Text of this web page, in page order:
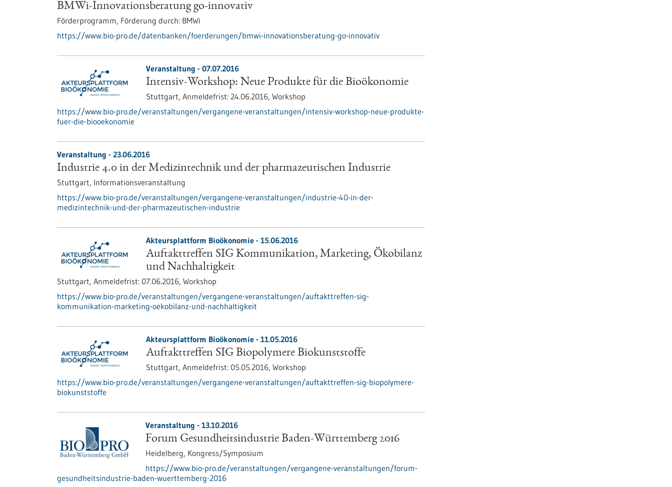
BMWi-Innovationsberatung go-innovativ
Förderprogramm, Förderung durch: BMWi
https://www.bio-pro.de/datenbanken/foerderungen/bmwi-innovationsberatung-go-innovativ
Veranstaltung - 07.07.2016
Intensiv-Workshop: Neue Produkte für die Bioökonomie
Stuttgart, Anmeldefrist: 24.06.2016, Workshop
https://www.bio-pro.de/veranstaltungen/vergangene-veranstaltungen/intensiv-workshop-neue-produkte-
fuer-die-biooekonomie
Veranstaltung - 23.06.2016
Industrie 4.0 in der Medizintechnik und der pharmazeutischen Industrie
Stuttgart, Informationsveranstaltung
https://www.bio-pro.de/veranstaltungen/vergangene-veranstaltungen/industrie-40-in-der-
medizintechnik-und-der-pharmazeutischen-industrie
Akteursplattform Bioökonomie - 15.06.2016
Auftakttreffen SIG Kommunikation, Marketing, Ökobilanz
und Nachhaltigkeit
Stuttgart, Anmeldefrist: 07.06.2016, Workshop
https://www.bio-pro.de/veranstaltungen/vergangene-veranstaltungen/auftakttreffen-sig-
kommunikation-marketing-oekobilanz-und-nachhaltigkeit
Akteursplattform Bioökonomie - 11.05.2016
Auftakttreffen SIG Biopolymere Biokunststoffe
Stuttgart, Anmeldefrist: 05.05.2016, Workshop
https://www.bio-pro.de/veranstaltungen/vergangene-veranstaltungen/auftakttreffen-sig-biopolymere-
biokunststoffe
Veranstaltung - 13.10.2016
Forum Gesundheitsindustrie Baden-Württemberg 2016
Heidelberg, Kongress/Symposium
https://www.bio-pro.de/veranstaltungen/vergangene-veranstaltungen/forum-
gesundheitsindustrie-baden-wuerttemberg-2016